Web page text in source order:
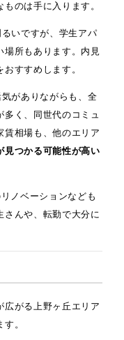
のは手に入ります。
いですが、学生アパ
場所もあります。内見
すすめします。
がありながらも、全
多く、同世代のコミュ
賃相場も、他のエリア
見つかる可能性が高い
ノベーションなども
さんや、転勤で大分に
広がる上野ヶ丘エリア
。